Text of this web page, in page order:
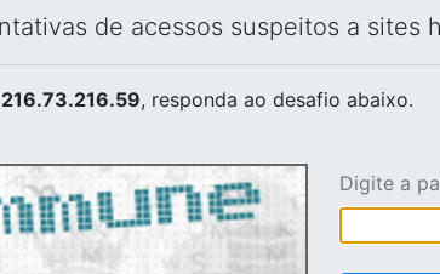
de acessos suspeitos a sites
216.73.216.59, responda ao desafio abaixo.
Digite a